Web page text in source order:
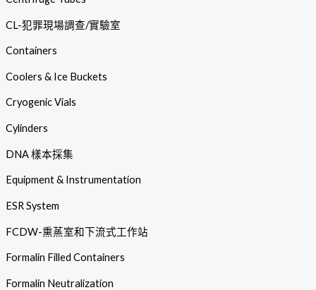
CL-犯罪現場調查/實驗室
Containers
Coolers & Ice Buckets
Cryogenic Vials
Cylinders
DNA 樣本採集
Equipment & Instrumentation
ESR System
FCDW-熏蒸室和下流式工作站
Formalin Filled Containers
Formalin Neutralization